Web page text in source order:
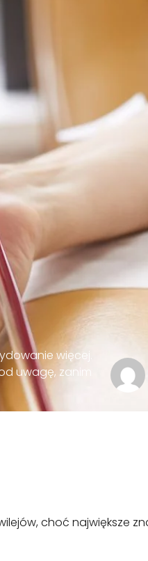
więcej.
uwagę, zanim
choć największe